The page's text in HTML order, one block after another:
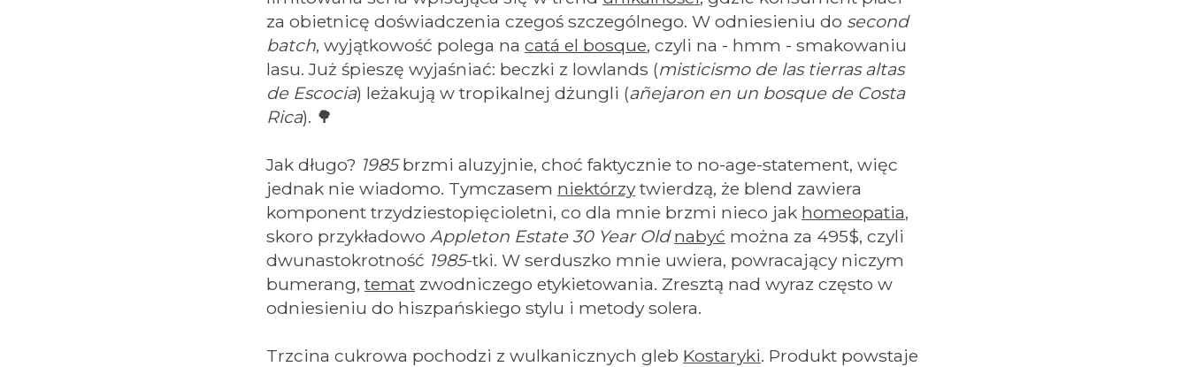
za obietnicę doświadczenia czegoś szczególnego. W odniesieniu do second
batch, wyjątkowość polega nacatá el bosque, czyli na - hmm - smakowaniu
lasu. Już śpieszę wyjaśniać: beczki z lowlands (misticismo de las tierras altas
de Escocia) leżakują w tropikalnej dżungli (añejaron en un bosque de Costa
Rica). 🌳
Jak długo? 1985brzmi aluzyjnie, choć faktycznie to no-age-statement, więc
jednak nie wiadomo. Tymczasem niektórzytwierdzą, że blend zawiera
komponent trzydziestopięcioletni, co dla mnie brzmi nieco jak homeopatia,
skoro przykładowoAppleton Estate 30 Year Old nabyć można za 495$, czyli
dwunastokrotność 1985-tki. W serduszko mnie uwiera, powracający niczym
bumerang,temat zwodniczego etykietowania. Zresztą nad wyraz często w
odniesieniu do hiszpańskiego stylu i metody solera.
Trzcina cukrowa pochodzi z wulkanicznych gleb Kostaryki. Produkt powstaje